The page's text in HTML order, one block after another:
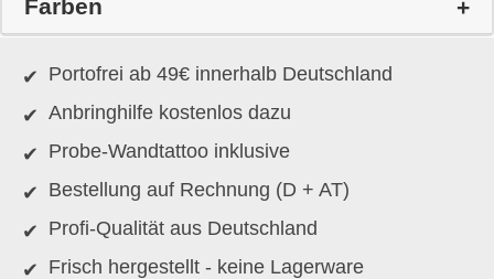
Farben
Portofrei ab 49€ innerhalb Deutschland
Anbringhilfe kostenlos dazu
Probe-Wandtattoo inklusive
Bestellung auf Rechnung (D + AT)
Profi-Qualität aus Deutschland
Frisch hergestellt - keine Lagerware